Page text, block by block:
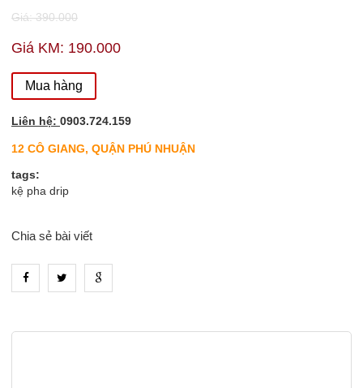
Giá: 390.000
Giá KM: 190.000
Mua hàng
Liên hệ: 0903.724.159
12 CÔ GIANG, QUẬN PHÚ NHUẬN
tags:
kệ pha drip
Chia sẻ bài viết